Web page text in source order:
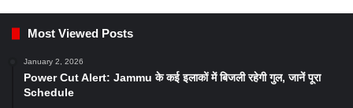
Most Viewed Posts
January 2, 2026
Power Cut Alert: Jammu के कई इलाकों में बिजली रहेगी गुल, जानें पूरा
Schedule